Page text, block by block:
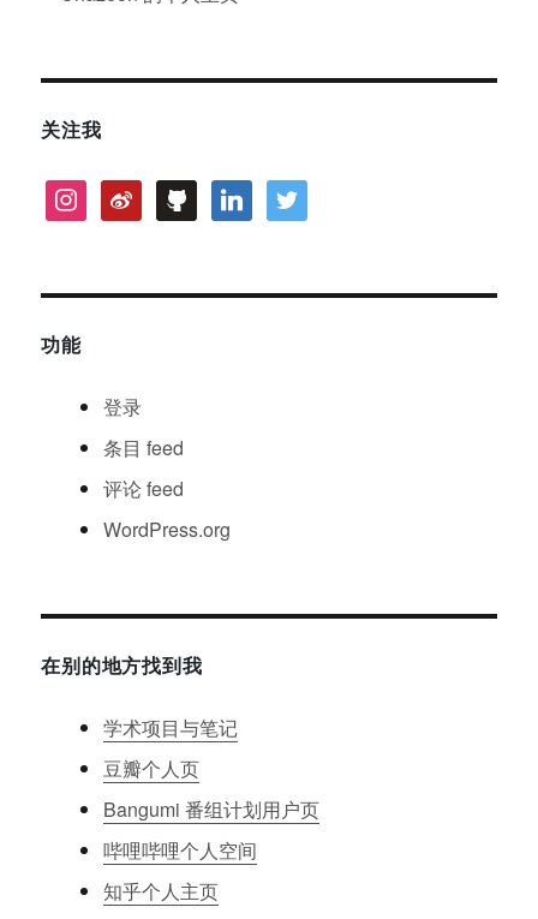
关注我
instagram
weibo github linkedintwitter
功能
登录
条目 feed
评论feed
WordPress.org
在别的地方找到我
学术项目与笔记
豆瓣个人页
Bangumi 番组计划用户页
哔哩哔哩个人空间
知乎个人主页